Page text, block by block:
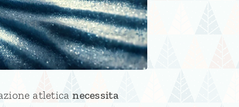
atleticanecessita